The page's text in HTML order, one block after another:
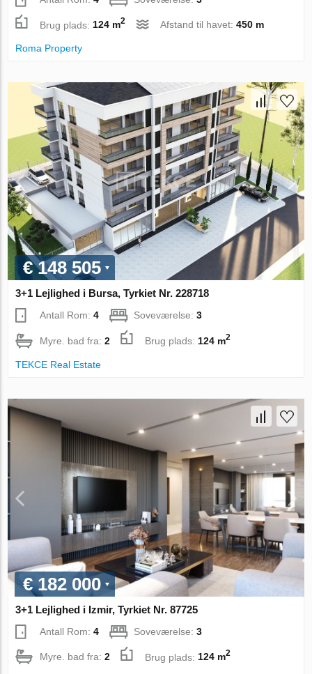
Brug plads:124 m2 Afstand til havet:450 m
Roma Property
€ 148 505
3+1 Lejlighed i Bursa, Tyrkiet Nr. 228718
Antall Rom:4 Soveværelse:3
Myre. bad fra:2 Brug plads: 124 m2
TEKCE Real Estate
€ 182 000
3+1 Lejlighed i Izmir, Tyrkiet Nr. 87725
Antall Rom:4 Soveværelse:3
Myre. bad fra:2 Brug plads:124 m2